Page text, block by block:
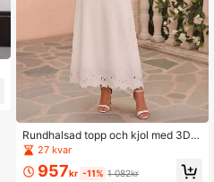
Rundhalsad topp och kjol med 3D-
blomdekor för kvinnor, moderiktigt s
et med dejt
27 kvar
957kr -11% 1 082kr